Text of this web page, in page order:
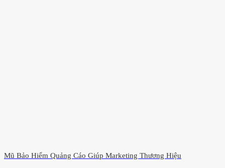
Mũ Bảo Hiểm Quảng Cáo Giúp Marketing Thương Hiệu